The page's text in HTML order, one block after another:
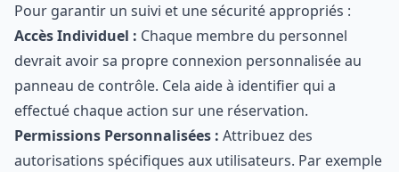
Pour garantir un suivi et une sécurité appropriés :
Accès Individuel : Chaque membre du personnel
devrait avoir sa propre connexion personnalisée au
panneau de contrôle. Cela aide à identifier qui a
effectué chaque action sur une réservation.
Permissions Personnalisées : Attribuez des
autorisations spécifiques aux utilisateurs. Par exemple